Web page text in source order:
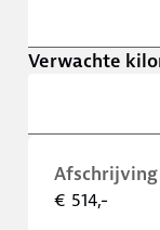
Verwachte
Afschrijving
€ 514,-